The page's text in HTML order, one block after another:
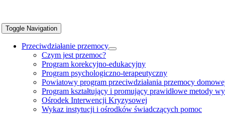
Toggle Navigation
Przeciwdziałanie przemocy
Czym jest przemoc?
Program korekcyjno-edukacyjny
Program psychologiczno-terapeutyczny
Powiatowy program przeciwdziałania przemocy
Program kształtujący i promujący prawidłowe metody
Ośrodek Interwencji Kryzysowej
Wykaz instytucji i ośrodków świadczących pomoc